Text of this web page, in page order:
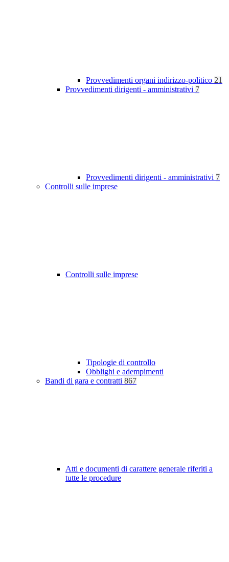
Provvedimenti organi indirizzo-politico 21
Provvedimenti dirigenti - amministrativi 7
Provvedimenti dirigenti - amministrativi 7
Controlli sulle imprese
Controlli sulle imprese
Tipologie di controllo
Obblighi e adempimenti
Bandi di gara e contratti 867
Atti e documenti di carattere generale riferiti a
tutte le procedure